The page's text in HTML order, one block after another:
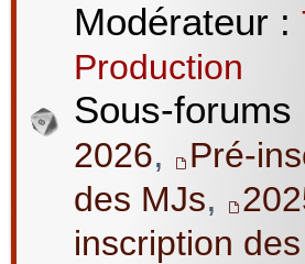
Modérateur :
Production
Sous-forums
2026,
Pré-
des MJs,
inscription